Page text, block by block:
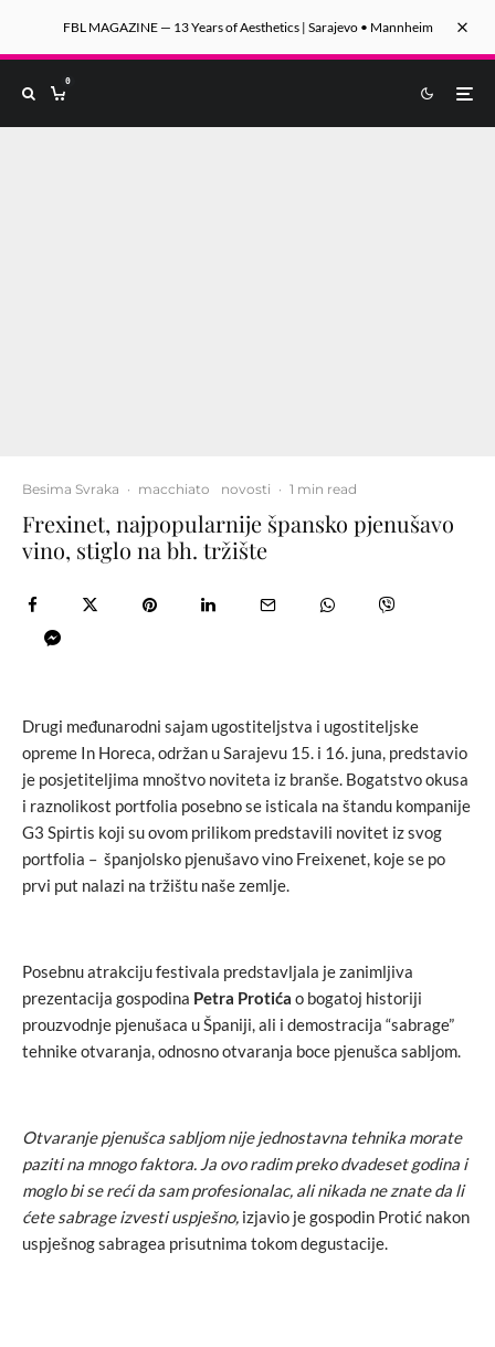
FBL MAGAZINE — 13 Years of Aesthetics | Sarajevo • Mannheim
0
Besima Svraka · macchiato novosti · 1 min read
Frexinet, najpopularnije špansko pjenušavo
vino, stiglo na bh. tržište
Drugi međunarodni sajam ugostiteljstva i ugostiteljske
opreme In Horeca, održan u Sarajevu 15. i 16. juna, predstavio
je posjetiteljima mnoštvo noviteta iz branše. Bogatstvo okusa
i raznolikost portfolia posebno se isticala na štandu kompanije
G3 Spirtis koji su ovom prilikom predstavili novitet iz svog
portfolia – španjolsko pjenušavo vino Freixenet, koje se po
prvi put nalazi na tržištu naše zemlje.
Posebnu atrakciju festivala predstavljala je zanimljiva
prezentacija gospodina Petra Protića o bogatoj historiji
prouzvodnje pjenušaca u Španiji, ali i demostracija “sabrage”
tehnike otvaranja, odnosno otvaranja boce pjenušca sabljom.
Otvaranje pjenušca sabljom nije jednostavna tehnika morate
paziti na mnogo faktora. Ja ovo radim preko dvadeset godina i
moglo bi se reći da sam profesionalac, ali nikada ne znate da li
ćete sabrage izvesti uspješno, izjavio je gospodin Protić nakon
uspješnog sabragea prisutnima tokom degustacije.